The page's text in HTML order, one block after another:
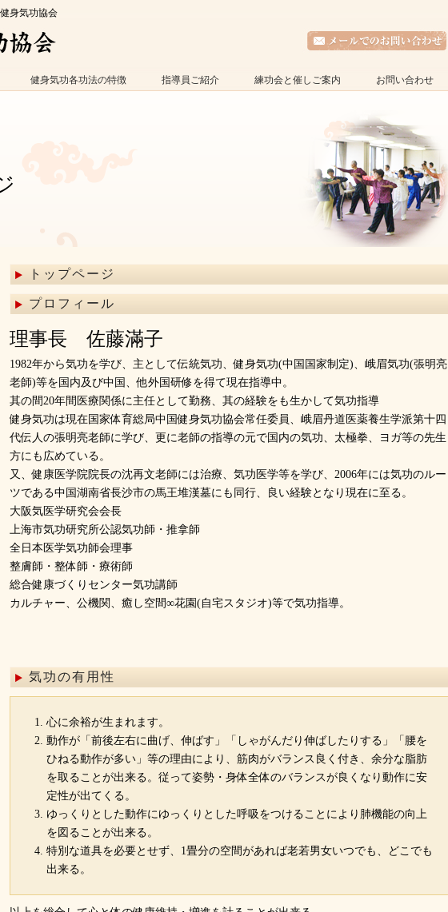
身気功協会
健身気功各功法の特徴 指導員ご紹介 練功会と催しご案内 お問い合わせ
トップページ
プロフィール
理事長 佐藤滿子
1982年から気功を学び、主として伝統気功、健身気功(中国国家制定)、峨眉気功(張明亮
老師)等を国内及び中国、他外国研修を得て現在指導中。
其の間20年間医療関係に主任として勤務、其の経験をも生かして気功指導
健身気功は現在国家体育総局中国健身気功協会常任委員、峨眉丹道医薬養生学派第十四
代伝人の張明亮老師に学び、更に老師の指導の元で国内の気功、太極拳、ヨガ等の先生
方にも広めている。
又、健康医学院院長の沈再文老師には治療、気功医学等を学び、2006年には気功のルー
ツである中国湖南省長沙市の馬王堆漢墓にも同行、良い経験となり現在に至る。
大阪気医学研究会会長
上海市気功研究所公認気功師・推拿師
全日本医学気功師会理事
整膚師・整体師・療術師
総合健康づくりセンター気功講師
カルチャー、公機関、癒し空間∞花園(自宅スタジオ)等で気功指導。
気功の有用性
心に余裕が生まれます。
動作が「前後左右に曲げ、伸ばす」「しゃがんだり伸ばしたりする」「腰を
ひねる動作が多い」等の理由により、筋肉がバランス良く付き、余分な脂肪
を取ることが出来る。従って姿勢・身体全体のバランスが良くなり動作に安
定性が出てくる。
ゆっくりとした動作にゆっくりとした呼吸をつけることにより肺機能の向上
を図ることが出来る。
特別な道具を必要とせず、1畳分の空間があれば老若男女いつでも、どこでも
出来る。